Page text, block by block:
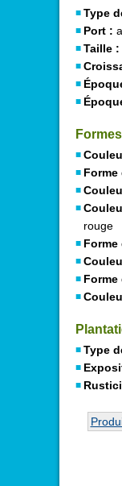
Type
Port :
Taille :
rouge
Type